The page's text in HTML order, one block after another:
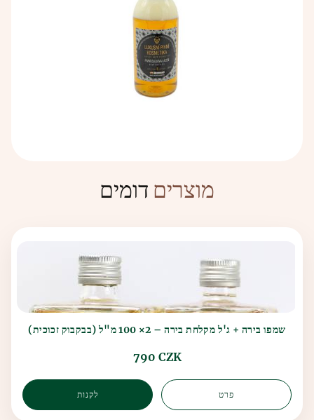
מוצרים דומים
שמפו בירה + ג'ל מקלחת בירה – 2× 100 מ"ל (בבקבוק זכוכית)
790 CZK
לקנות פרט